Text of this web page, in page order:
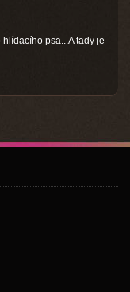
psa...A tady je